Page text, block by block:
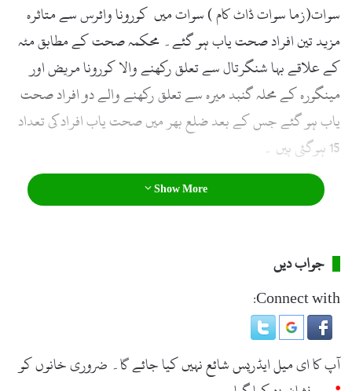
سوات(زما سوات ڈاٹ کام ) سوات میں کورونا وائرس سے متاثرہ
مزید تین افراد صحت یاب ہو گئے۔ محکمہ صحت کے مطابق مٹہ
کے علاقے بہا شنگرتال سے تعلق رکھنے والا کورونا مریض اور
مینگورہ کے محلہ گنبد میرہ سے تعلق رکھنے والے دو افراد صحت
یاب ہو گئے جس کے بعد ضلع بھر میں صحت یاب افراد کی تعداد
15 ہوگئی ہیں ۔
Show More
جواب دیں
Connect with:
آپ کا ای میل ایڈریس شائع نہیں کیا جائے گا۔ ضروری خانوں کو